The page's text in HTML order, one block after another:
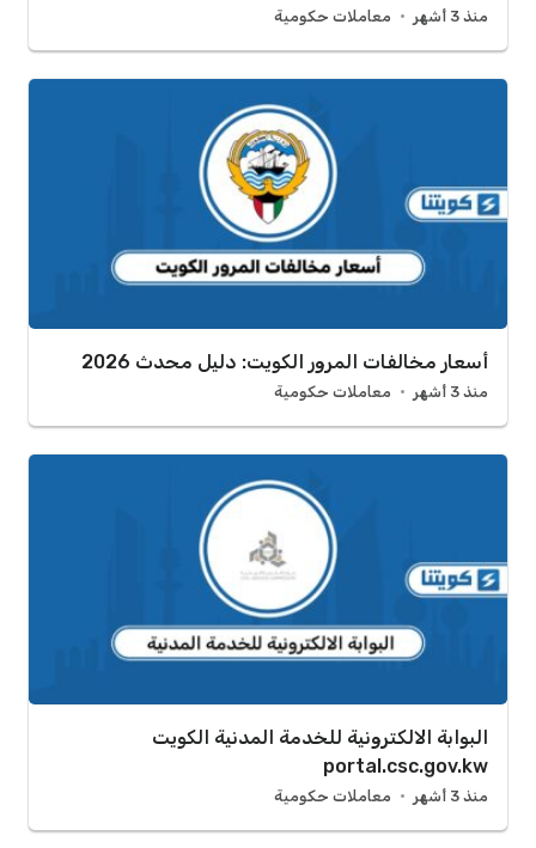
منذ 3 أشهر معاملات حكومية
أسعار مخالفات المرور الكويت: دليل محدث 2026
منذ 3 أشهر معاملات حكومية
البوابة الالكترونية للخدمة المدنية الكويت
portal.csc.gov.kw
منذ 3 أشهر معاملات حكومية